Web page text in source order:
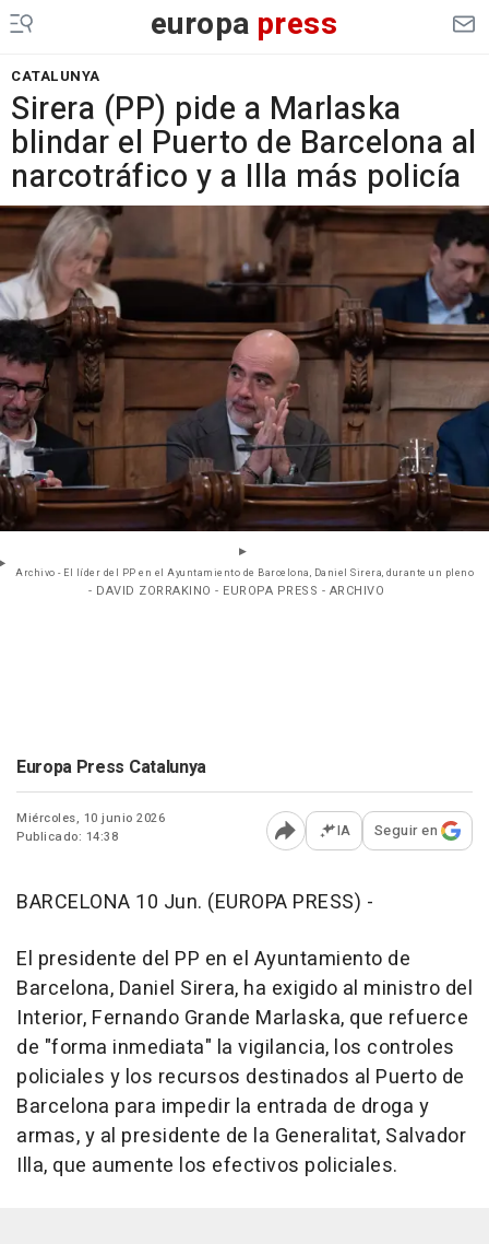
europa press
CATALUNYA
Sirera (PP) pide a Marlaska
blindar el Puerto de Barcelona al
narcotráfico y a Illa más policía
Archivo - El líder del PP en el Ayuntamiento de Barcelona, Daniel Sirera, durante un pleno
- DAVID ZORRAKINO - EUROPA PRESS - ARCHIVO
Europa Press Catalunya
Miércoles, 10 junio 2026
Publicado: 14:38
Abrir opciones para
IA Seguir en
BARCELONA 10 Jun. (EUROPA PRESS) -
El presidente del PP en el Ayuntamiento de
Barcelona, Daniel Sirera, ha exigido al ministro del
Interior, Fernando Grande Marlaska, que refuerce
de "forma inmediata" la vigilancia, los controles
policiales y los recursos destinados al Puerto de
Barcelona para impedir la entrada de droga y
armas, y al presidente de la Generalitat, Salvador
Illa, que aumente los efectivos policiales.